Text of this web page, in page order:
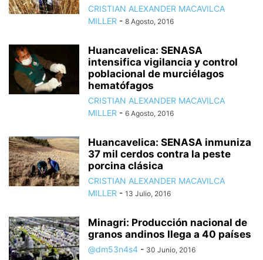
CRISTIAN ALEXANDER MACAVILCA
MILLER - 8 Agosto, 2016
Huancavelica: SENASA
intensifica vigilancia y control
poblacional de murciélagos
hematófagos
CRISTIAN ALEXANDER MACAVILCA
MILLER - 6 Agosto, 2016
Huancavelica: SENASA inmuniza
37 mil cerdos contra la peste
porcina clásica
CRISTIAN ALEXANDER MACAVILCA
MILLER - 13 Julio, 2016
Minagri: Producción nacional de
granos andinos llega a 40 países
@dm53n4s4 - 30 Junio, 2016